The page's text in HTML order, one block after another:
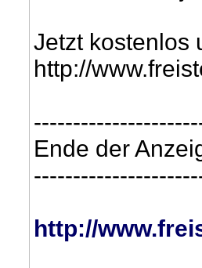
Jetzt kostenlos
http://
Ende der
http://